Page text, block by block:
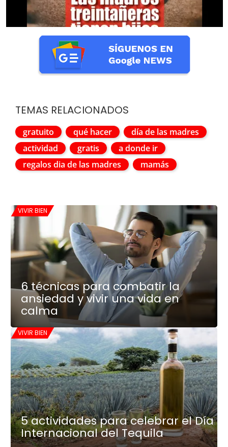
TEMAS RELACIONADOS
gratuito qué hacer
día de las madres
actividad
gratis
a donde ir
regalos dia de las madres
mamás
VIVIR BIEN
6 técnicas para combatir la
ansiedad y vivir una vida en
calma
VIVIR BIEN
5 actividades para celebrar el Día
Internacional del Tequila